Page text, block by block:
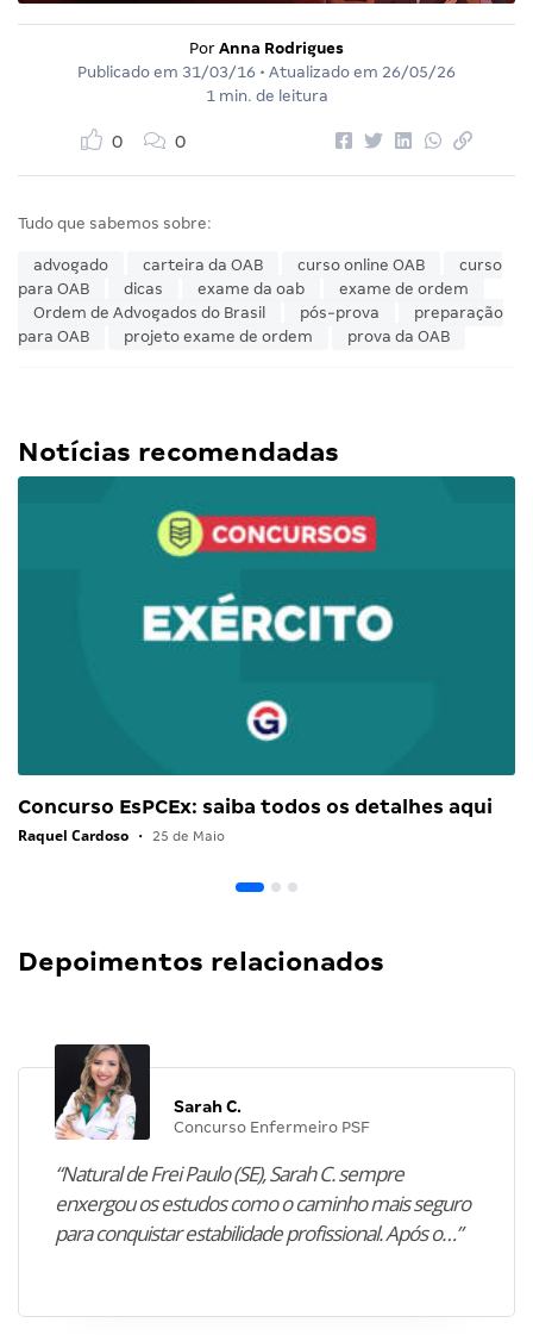
Por Anna Rodrigues
Publicado em 31/03/16 • Atualizado em 26/05/26
1 min. de leitura
0 0
Tudo que sabemos sobre:
advogado carteira da OAB curso online OAB
curso
para OAB
dicas exame da oab
exame de ordem
Ordem de Advogados do Brasil
pós-prova
preparação
para OAB
projeto exame de ordem prova da OAB
Notícias recomendadas
Concurso EsPCEx: saiba todos os detalhes aqui
Raquel Cardoso • 25 de Maio
Depoimentos relacionados
Sarah C.
Concurso Enfermeiro PSF
“Natural de Frei Paulo (SE), Sarah C. sempre
enxergou os estudos como o caminho mais seguro
para conquistar estabilidade profissional. Após o…”